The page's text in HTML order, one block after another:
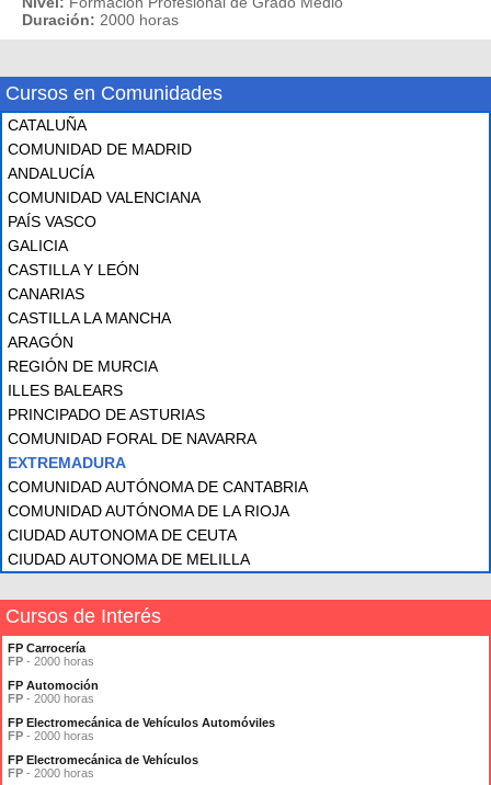
Duración: 2000 horas
Cursos en Comunidades
CATALUÑA
COMUNIDAD DE MADRID
ANDALUCÍA
COMUNIDAD VALENCIANA
PAÍS VASCO
GALICIA
CASTILLA Y LEÓN
CANARIAS
CASTILLA LA MANCHA
ARAGÓN
REGIÓN DE MURCIA
ILLES BALEARS
PRINCIPADO DE ASTURIAS
COMUNIDAD FORAL DE NAVARRA
EXTREMADURA
COMUNIDAD AUTÓNOMA DE CANTABRIA
COMUNIDAD AUTÓNOMA DE LA RIOJA
CIUDAD AUTONOMA DE CEUTA
CIUDAD AUTONOMA DE MELILLA
Cursos de Interés
FP Carrocería
FP - 2000 horas
FP Automoción
FP - 2000 horas
FP Electromecánica de Vehículos Automóviles
FP - 2000 horas
FP Electromecánica de Vehículos
FP - 2000 horas